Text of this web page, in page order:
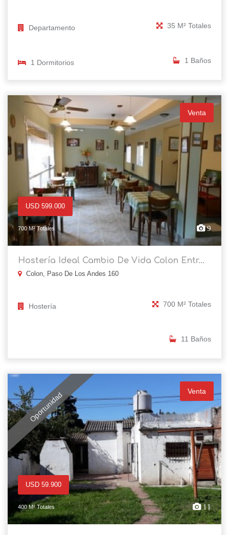
Departamento 35 M² Totales
1 Dormitorios 1 Baños
Venta
USD 599.000
700 M² Totales 9
Hostería Ideal Cambio De Vida Colon Entr...
Colon, Paso De Los Andes 160
Hostería 700 M² Totales
11 Baños
Oportunidad Venta
USD 59.900
400 M² Totales 11